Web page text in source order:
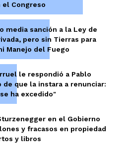
el Congreso
media sanción a la Ley de
pero sin Tierras para
Manejo del Fuego
le respondió a Pablo
de que la instara a renunciar:
ha excedido"
en el Gobierno
y fracasos en propiedad
y libros